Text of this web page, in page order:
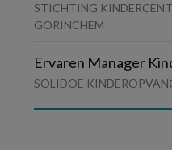
STICHTING
GORINCHEM
Ervaren Manager
SOLIDOE